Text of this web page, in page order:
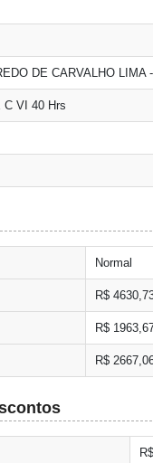
DE CARVALHO LIMA
C VI 40 Hrs
Normal
R$
R$
R$